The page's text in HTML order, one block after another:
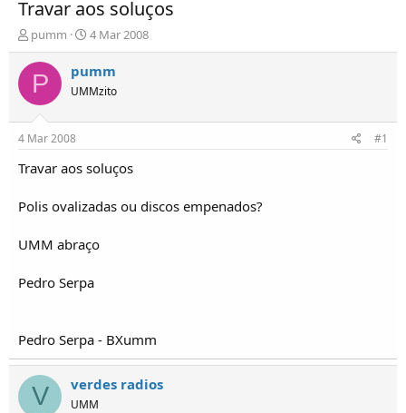
Travar aos soluços
I
n
i
i
d
o
r
T
p
c
pumm
D
a
t
d
í
o
4 Mar 2008
P pumm
UMMzito
4 Mar 2008 #1
Travar aos soluços
Polis ovalizadas ou discos empenados?
UMM abraço
Pedro Serpa
Pedro Serpa - BXumm
V verdes radios
UMM